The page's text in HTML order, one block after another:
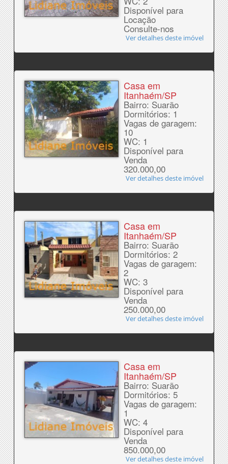
Disponível para
Locação
Consulte-nos
Ver detalhes deste imóvel
Casa em
Itanhaém/SP
Bairro: Suarão
Dormitórios: 1
Vagas de garagem:
10
WC: 1
Disponível para
Venda
320.000,00
Ver detalhes deste imóvel
Casa em
Itanhaém/SP
Bairro: Suarão
Dormitórios: 2
Vagas de garagem:
2
WC: 3
Disponível para
Venda
250.000,00
Ver detalhes deste imóvel
Casa em
Itanhaém/SP
Bairro: Suarão
Dormitórios: 5
Vagas de garagem:
1
WC: 4
Disponível para
Venda
850.000,00
Ver detalhes deste imóvel